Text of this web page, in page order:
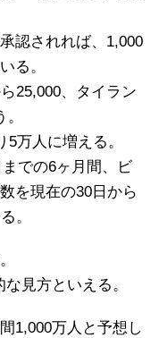
認されれば、1,000
る。
25,000、タイラン
万人に増える。
での6ヶ月間、ビ
を現在の30日から
。
見方といえる。
1,000万人と予想し